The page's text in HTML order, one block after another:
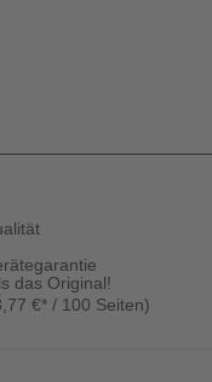
das Original!
€* / 100 Seiten)